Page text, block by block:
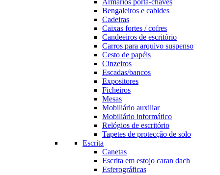
Armários porta-chaves
Bengaleiros e cabides
Cadeiras
Caixas fortes / cofres
Candeeiros de escritório
Carros para arquivo suspenso
Cesto de papéis
Cinzeiros
Escadas/bancos
Expositores
Ficheiros
Mesas
Mobiliário auxiliar
Mobiliário informático
Relógios de escritório
Tapetes de protecção de solo
Escrita
Canetas
Escrita em estojo caran dach
Esferográficas